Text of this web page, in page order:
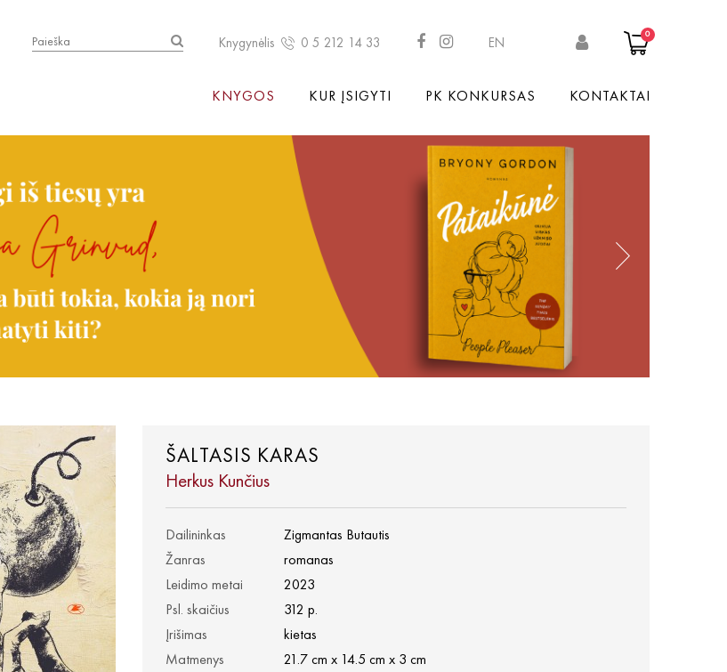
Knygynėlis 0 5 212 14 33 EN
0
KNYGOS KUR ĮSIGYTI PK KONKURSAS KONTAKTAI
ŠALTASIS KARAS
Herkus Kunčius
Dailininkas
Zigmantas Butautis
Žanras
romanas
Leidimo metai
2023
Psl. skaičius
312 p.
Įrišimas
kietas
Matmenys
21.7 cm x 14.5 cm x 3 cm